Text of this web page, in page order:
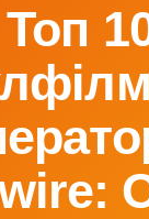
Топ